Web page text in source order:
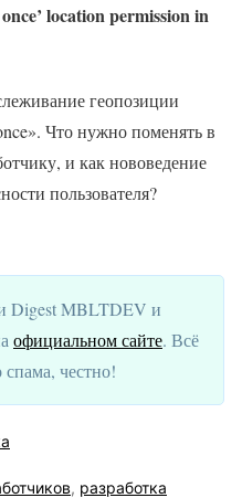
location permission in
геопозиции
Что нужно поменять в
и как нововедение
пользователя?
Digest MBLTDEV и
официальном сайте. Всё
честно!
, разработка